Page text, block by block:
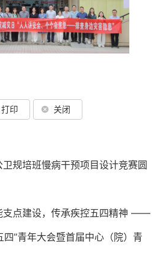
打印 关闭
卫规培班慢病干预项目设计竞赛圆
支点建设，传承疾控五四精神 ——
四”青年大会暨首届中心（院）青